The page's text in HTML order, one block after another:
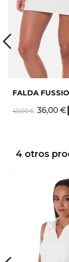
45,00 € 36,00 €
4 otros